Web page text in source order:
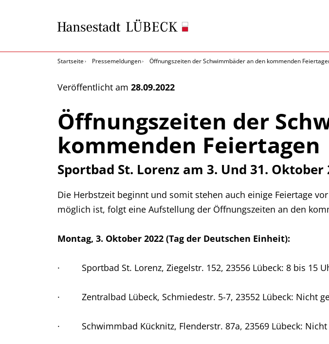
Startseite Pressemeldungen Öffnungszeiten der Schwimmbäder an den kommenden
Veröffentlicht am 28.09.2022
Öffnungszeiten der
kommenden Feiertagen
Sportbad St. Lorenz am 3. Und 31.
Die Herbstzeit beginnt und somit stehen auch einige Feiertage
möglich ist, folgt eine Aufstellung der Öffnungszeiten an den
Montag, 3. Oktober 2022 (Tag der Deutschen Einheit):
· Sportbad St. Lorenz, Ziegelstr. 152, 23556 Lübeck: 8 bis 15
· Zentralbad Lübeck, Schmiedestr. 5-7, 23552 Lübeck: Nicht
· Schwimmbad Kücknitz, Flenderstr. 87a, 23569 Lübeck: Nicht